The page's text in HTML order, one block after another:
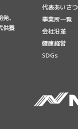
、
供養
代表あいさつ
事業所一覧
会社沿革
健康経営
SDGs